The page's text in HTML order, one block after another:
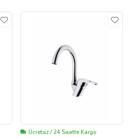
Ücretsiz / 24 Saatte Kargo